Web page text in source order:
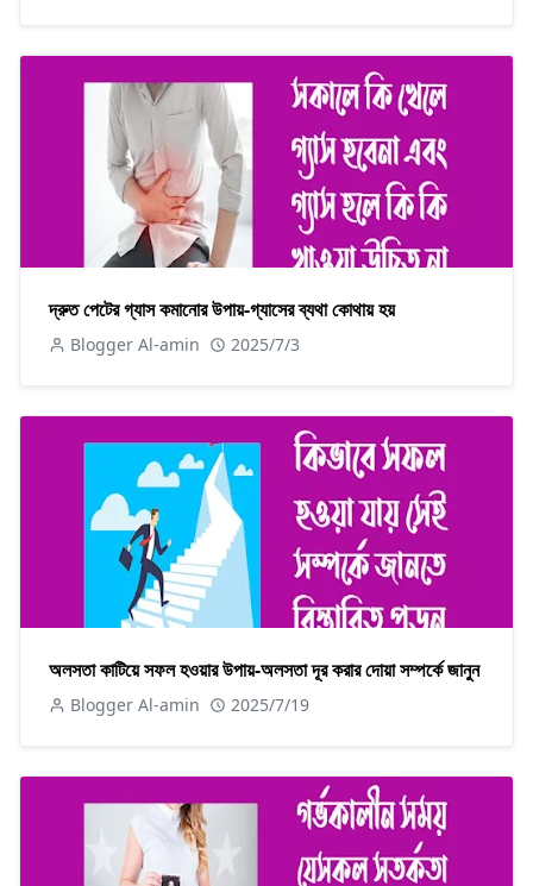
দ্রুত পেটের গ্যাস কমানোর উপায়-গ্যাসের ব্যথা কোথায় হয়
Blogger Al-amin 2025/7/3
অলসতা কাটিয়ে সফল হওয়ার উপায়-অলসতা দূর করার দোয়া সম্পর্কে জানুন
Blogger Al-amin 2025/7/19